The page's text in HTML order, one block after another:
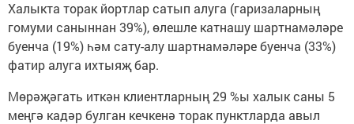
Халыкта торак йортлар сатып алуга (гаризаларның
гомуми саныннан 39%), өлешле катнашу шартнамәләре
буенча (19%) һәм сату-алу шартнамәләре буенча (33%)
фатир алуга ихтыяҗ бар.
Мөрәҗәгать иткән клиентларның 29 %ы халык саны 5
меңгә кадәр булган кечкенә торак пунктларда авыл